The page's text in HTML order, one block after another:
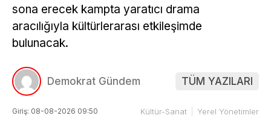
sona erecek kampta yaratıcı drama
aracılığıyla kültürlerarası etkileşimde
bulunacak.
Demokrat Gündem TÜM YAZILARI
Giriş: 08-08-2026 09:50
Kültür-Sanat Yerel Yönetimler